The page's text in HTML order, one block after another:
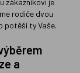
zákazníkovi je
rodiče dvou
potěší ty Vaše.
a